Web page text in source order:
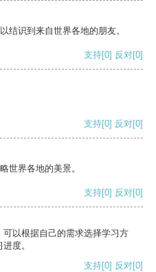
结识到来自世界各地的朋友。
支持[0] 反对[0]
支持[0] 反对[0]
世界各地的美景。
支持[0] 反对[0]
以根据自己的需求选择学习方
度。
支持[0] 反对[0]